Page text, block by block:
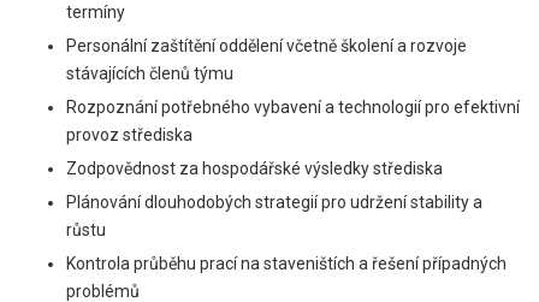
termíny
Personální zaštítění oddělení včetně školení a rozvoje
stávajících členů týmu
Rozpoznání potřebného vybavení a technologií pro efektivní
provoz střediska
Zodpovědnost za hospodářské výsledky střediska
Plánování dlouhodobých strategií pro udržení stability a
růstu
Kontrola průběhu prací na staveništích a řešení případných
problémů